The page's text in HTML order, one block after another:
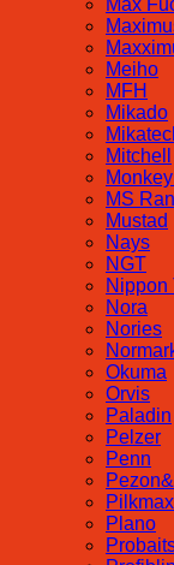
Meiho
MFH
Mikado
Mitchell
MS
Mustad
Nays
NGT
Nippon
Nora
Nories
Okuma
Orvis
Paladin
Pelzer
Penn
Plano